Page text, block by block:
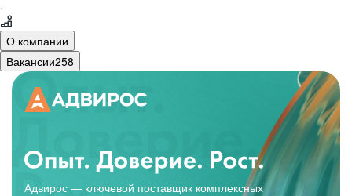
·
О компании
Вакансии258
Адвирос — ключевой поставщик комплексных